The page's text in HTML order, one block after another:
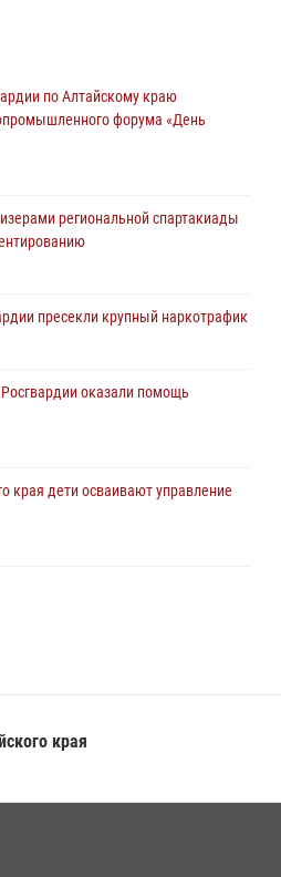
встречу с юными пограничниками
краю провело для детей
«прямой линии»
по Алтайскому краю
форума «День
региональной спартакиады
пресекли крупный наркотрафик
оказали помощь
края дети осваивают управление
края